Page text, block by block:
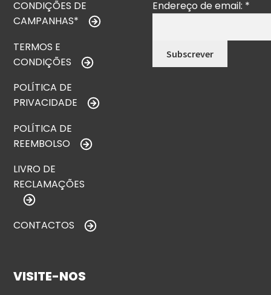
CONDIÇÕES DE
CAMPANHAS*
TERMOS E
CONDIÇÕES
POLÍTICA DE
PRIVACIDADE
POLÍTICA DE
REEMBOLSO
LIVRO DE
RECLAMAÇÕES
CONTACTOS
Endereço de email: *
VISITE-NOS